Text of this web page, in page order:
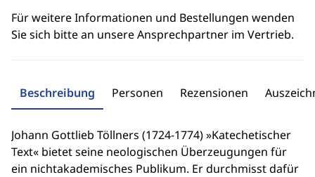
Für weitere Informationen und Bestellungen wenden
Sie sich bitte an unsere Ansprechpartner im Vertrieb.
Beschreibung Personen Rezensionen
Johann Gottlieb Töllners (1724-1774) »Katechetischer
Text« bietet seine neologischen Überzeugungen für
ein nichtakademisches Publikum. Er durchmisst dafür